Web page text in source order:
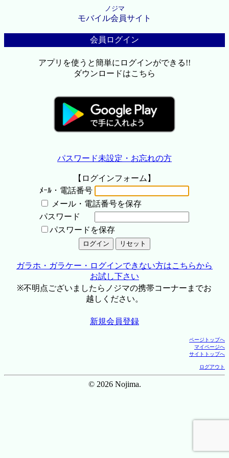
ノジマ
モバイル会員サイト
会員ログイン
アプリを使うと簡単にログインができる!!
ダウンロードはこちら
パスワード未設定・お忘れの方
【ログインフォーム】
ﾒｰﾙ・電話番号
メール・電話番号を保存
パスワード
パスワードを保存
ガラホ・ガラケー・ログインできない方はこちらから
お試し下さい
※不明点ございましたらノジマの携帯コーナーまでお
越しください。
新規会員登録
ページトップへ
マイページへ
サイトトップへ
ログアウト
© 2026 Nojima.